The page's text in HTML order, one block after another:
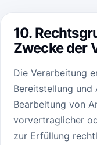
10.
Zwecke der
Die Verarbeitung
Bereitstellung und
Bearbeitung von
vorvertraglicher
zur Erfüllung